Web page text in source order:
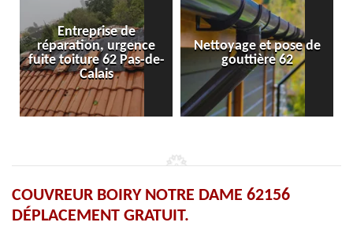
de
urgence
62 Pas-de-
Calais
Nettoyage et pose de
gouttière 62
Pose et
COUVREUR BOIRY NOTRE DAME 62156
DÉPLACEMENT GRATUIT.